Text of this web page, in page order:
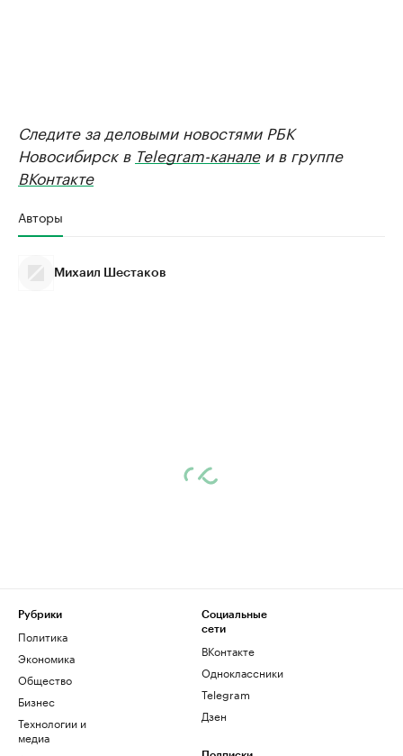
Следите за деловыми новостями РБК
Новосибирск в Telegram-каналеи в группе
ВКонтакте
Авторы
Михаил Шестаков
Рубрики
Политика
Экономика
Общество
Бизнес
Технологии и
медиа
Социальные
сети
ВКонтакте
Одноклассники
Telegram
Дзен